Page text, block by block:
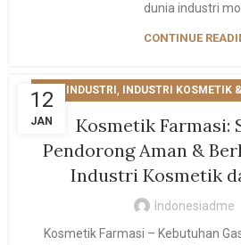
dunia industri
CONTINUE
12
JAN
GAS INDUSTRI , INDUSTRI KOSMETIK
Kosmetik Farmasi:
Pendorong Aman &
Industri Kosmetik
Indonesiadme
Kosmetik Farmasi – Kebutuhan